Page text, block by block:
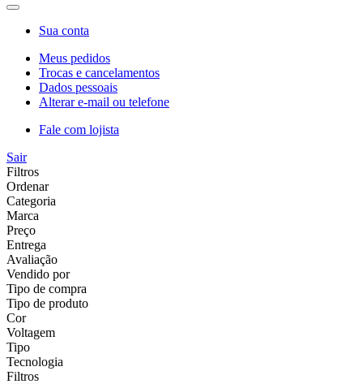
Sua conta
Meus pedidos
Trocas e cancelamentos
Dados pessoais
Alterar e-mail ou telefone
Fale com lojista
Sair
Filtros
Ordenar
Categoria
Marca
Preço
Entrega
Avaliação
Vendido por
Tipo de compra
Tipo de produto
Cor
Voltagem
Tipo
Tecnologia
Filtros